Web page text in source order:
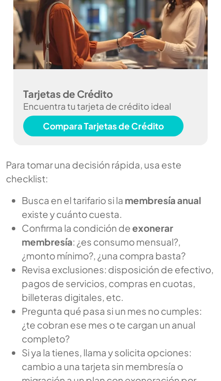
Tarjetas de Crédito
Encuentra tu tarjeta de crédito ideal
Compara Tarjetas de Crédito
Para tomar una decisión rápida, usa este
checklist:
Busca en el tarifario si la membresía anual
existe y cuánto cuesta.
Confirma la condición deexonerar
membresía: ¿es consumo mensual?,
¿monto mínimo?, ¿una compra basta?
Revisa exclusiones: disposición de efectivo,
pagos de servicios, compras en cuotas,
billeteras digitales, etc.
Pregunta qué pasa si un mes no cumples:
¿te cobran ese mes o te cargan un anual
completo?
Si ya la tienes, llama y solicita opciones:
cambio a una tarjeta sin membresía o